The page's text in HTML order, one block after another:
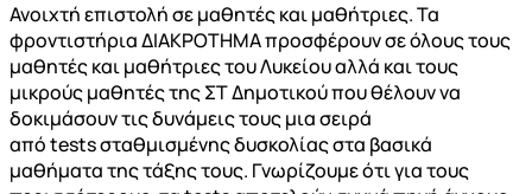
Ανοιχτή επιστολή σε μαθητές και μαθήτριες. Τα
φροντιστήρια ΔΙΑΚΡΟΤΗΜΑ προσφέρουν σε όλους τους
μαθητές και μαθήτριες του Λυκείου αλλά και τους
μικρούς μαθητές της ΣΤ Δημοτικού που θέλουν να
δοκιμάσουν τις δυνάμεις τους μια σειρά
από tests σταθμισμένης δυσκολίας στα βασικά
μαθήματα της τάξης τους. Γνωρίζουμε ότι για τους